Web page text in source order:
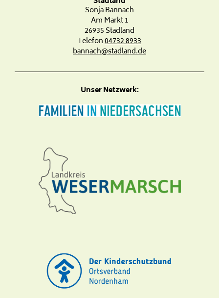
Sonja Bannach
Am Markt 1
26935 Stadland
Telefon04732 8933
bannach@stadland.de
Unser Netzwerk: